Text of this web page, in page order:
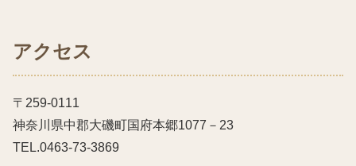
アクセス
〒259-0111
神奈川県中郡大磯町国府本郷1077－23
TEL.0463-73-3869